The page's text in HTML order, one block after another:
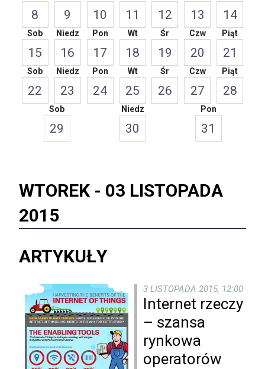
8 9 10 11 12 13 14
Sob
15
Niedz
16
Pon
17
Wt
18
Śr
19
Czw
20
Piąt
21
Sob
22
Niedz
23
Pon
24
Wt
25
Śr
26
Czw
27
Piąt
28
Sob
29
Niedz
30
Pon
31
WTOREK - 03 LISTOPADA
2015
ARTYKUŁY
3 LISTOPADA 2015, 12:00
Internet rzeczy
– szansa
rynkowa
operatorów